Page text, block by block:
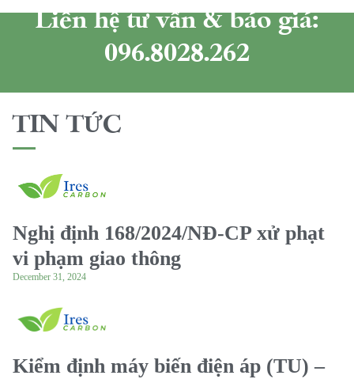
Liên hệ tư vấn & báo giá:
096.8028.262
TIN TỨC
Nghị định 168/2024/NĐ-CP xử phạt
vi phạm giao thông
December 31, 2024
Kiểm định máy biến điện áp (TU) –